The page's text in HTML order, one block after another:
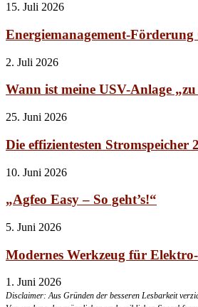
15. Juli 2026
Energiemanagement-Förderung
2. Juli 2026
Wann ist meine USV-Anlage
25. Juni 2026
Die effizientesten Stromspeicher
10. Juni 2026
„Agfeo Easy – So geht’s!“
5. Juni 2026
Modernes Werkzeug für
1. Juni 2026
Disclaimer: Aus Gründen der besseren Lesbarkeit